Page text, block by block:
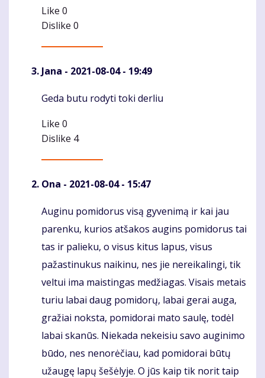
Like 0
Dislike 0
Jana - 2021-08-04 - 19:49
Komentaras
Geda butu rodyti toki derliu
Like 0
Dislike 4
Ona - 2021-08-04 - 15:47
Komentaras
Auginu pomidorus visą gyvenimą ir kai jau
parenku, kurios atšakos augins pomidorus tai
tas ir palieku, o visus kitus lapus, visus
pažastinukus naikinu, nes jie nereikalingi, tik
veltui ima maistingas medžiagas. Visais metais
turiu labai daug pomidorų, labai gerai auga,
gražiai noksta, pomidorai mato saulę, todėl
labai skanūs. Niekada nekeisiu savo auginimo
būdo, nes nenorėčiau, kad pomidorai būtų
užaugę lapų šešėlyje. O jūs kaip tik norit taip